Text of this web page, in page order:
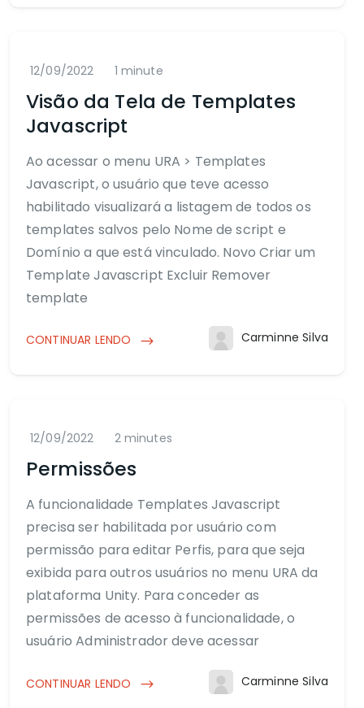
12/09/2022 1 minute
Visão da Tela de Templates
Javascript
Ao acessar o menu URA > Templates
Javascript, o usuário que teve acesso
habilitado visualizará a listagem de todos os
templates salvos pelo Nome de script e
Domínio a que está vinculado. Novo Criar um
Template Javascript Excluir Remover
template
CONTINUAR LENDO Carminne Silva
12/09/2022 2 minutes
Permissões
A funcionalidade Templates Javascript
precisa ser habilitada por usuário com
permissão para editar Perfis, para que seja
exibida para outros usuários no menu URA da
plataforma Unity. Para conceder as
permissões de acesso à funcionalidade, o
usuário Administrador deve acessar
CONTINUAR LENDO Carminne Silva